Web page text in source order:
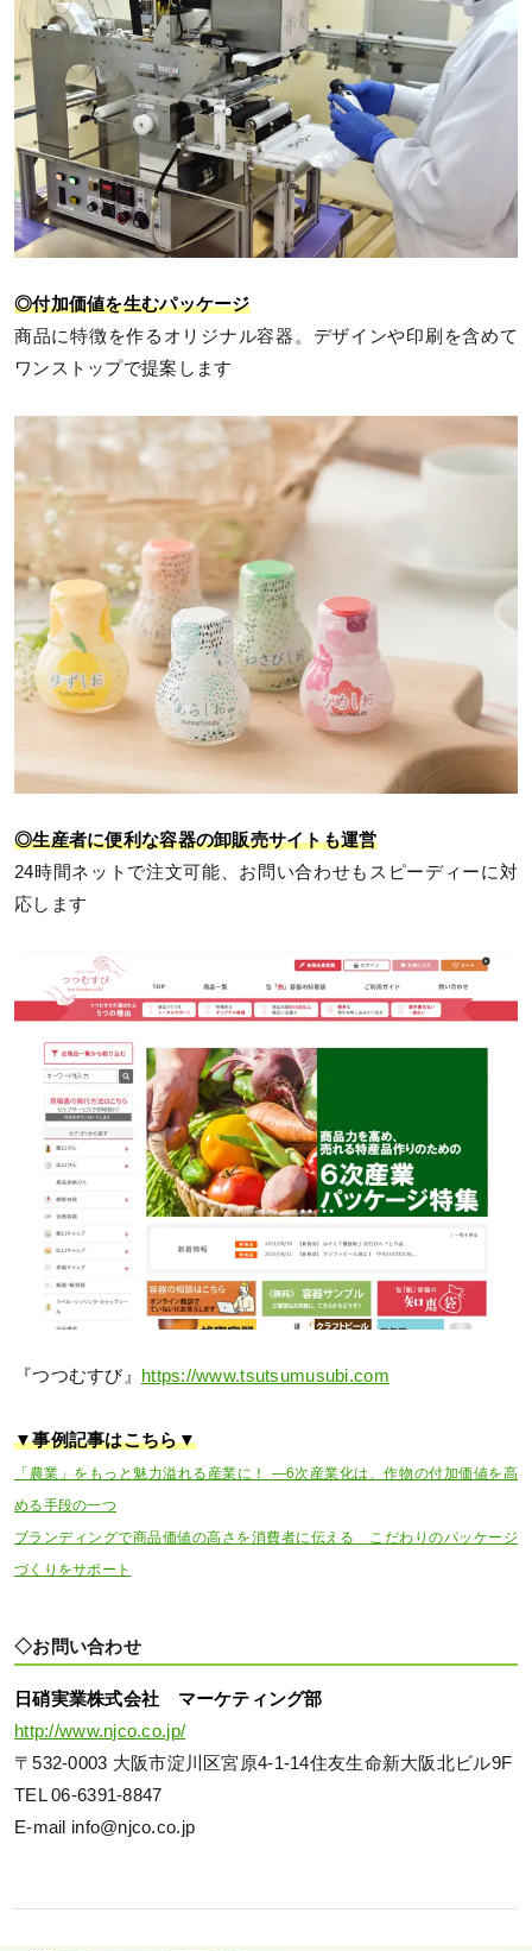
◎付加価値を生むパッケージ
商品に特徴を作るオリジナル容器。デザインや印刷を含めて
ワンストップで提案します
◎生産者に便利な容器の卸販売サイトも運営
24時間ネットで注文可能、お問い合わせもスピーディーに対
応します
『つつむすび』 https://www.tsutsumusubi.com
▼事例記事はこちら▼
「農業」をもっと魅力溢れる産業に！ ―6次産業化は、作物の付加価値を高
める手段の一つ
ブランディングで商品価値の高さを消費者に伝える こだわりのパッケージ
づくりをサポート
◇お問い合わせ
日硝実業株式会社 マーケティング部
http://www.njco.co.jp/
〒532-0003 大阪市淀川区宮原4-1-14住友生命新大阪北ビル9F
TEL 06-6391-8847
E-mail info@njco.co.jp